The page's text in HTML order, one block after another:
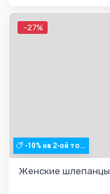
-27%
-10% на 2-ой то...
Женские шлепанцы